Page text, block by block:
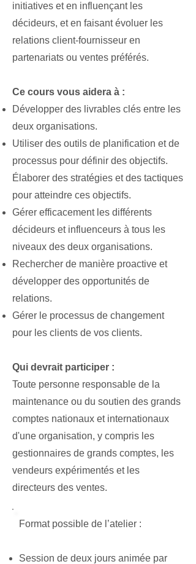
initiatives et en influençant les
décideurs, et en faisant évoluer les
relations client-fournisseur en
partenariats ou ventes préférés.
Ce cours vous aidera à :
Développer des livrables clés entre les
deux organisations.
Utiliser des outils de planification et de
processus pour définir des objectifs.
Élaborer des stratégies et des tactiques
pour atteindre ces objectifs.
Gérer efficacement les différents
décideurs et influenceurs à tous les
niveaux des deux organisations.
Rechercher de manière proactive et
développer des opportunités de
relations.
Gérer le processus de changement
pour les clients de vos clients.
Qui devrait participer :
Toute personne responsable de la
maintenance ou du soutien des grands
comptes nationaux et internationaux
d'une organisation, y compris les
gestionnaires de grands comptes, les
vendeurs expérimentés et les
directeurs des ventes.
Format possible de l’atelier :
Session de deux jours animée par